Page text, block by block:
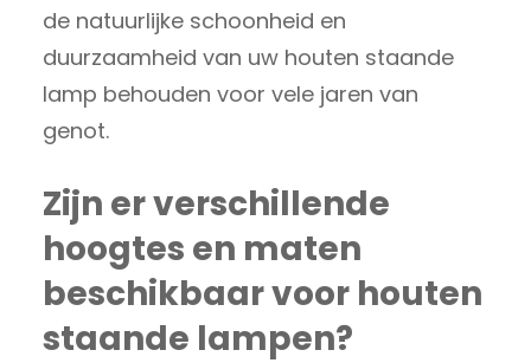
de natuurlijke schoonheid en
duurzaamheid van uw houten staande
lamp behouden voor vele jaren van
genot.
Zijn er verschillende
hoogtes en maten
beschikbaar voor houten
staande lampen?